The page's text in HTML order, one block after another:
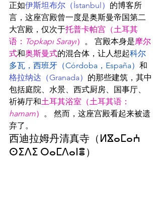
正如伊斯坦布尔（İstanbul ） 的博客所
言，这座宫殿曾一度是奥斯曼帝国第二
大宫殿，仅次于托普卡帕宫（土耳其
语： Topkapı Sarayı） 。 宫殿本身是摩尔
式和奥斯曼式的混合体，让人想起科尔
多瓦，西班牙（Córdoba，España） 和
格拉纳达（Granada） 的那些建筑，其中
包括庭院、水景、西式厨房、国事厅、
祈祷厅和土耳其浴室（土耳其语：
hamam） 。 然而，这座宫殿看起来被遗
弃了。
西迪拉姆丹清真寺（ⵍⴵⴰⵎⴰⵄ
ⵙⵉⴷⵉ ⵔⴰⵎⴷⴰⵏⴻ）